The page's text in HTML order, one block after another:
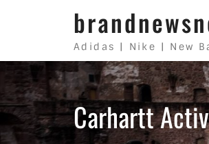
Adidas | Nike | New
Carhartt